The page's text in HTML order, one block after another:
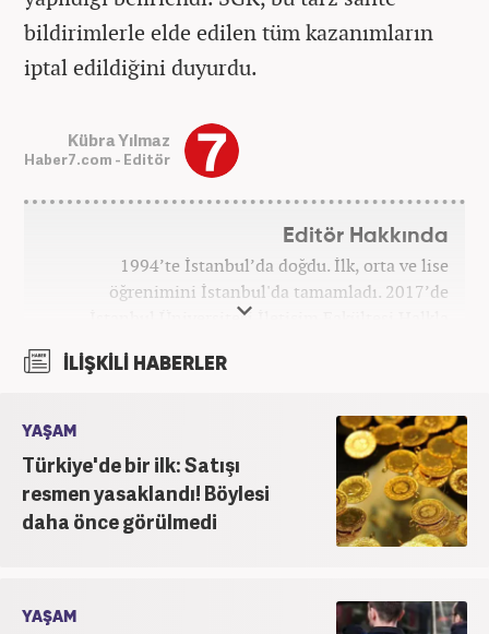
bildirimlerle elde edilen tüm kazanımların
iptal edildiğini duyurdu.
Kübra Yılmaz
Haber7.com - Editör
Editör Hakkında
1994’te İstanbul’da doğdu. İlk, orta ve lise
öğrenimini İstanbul'da tamamladı. 2017’de
İstanbul Üniversitesi İletişim Fakültesi Halkla
2017’den beri Kanal7 Medya Grubu’na bağlı
etmektedir.
İLİŞKİLİ HABERLER
YAŞAM
Türkiye'de bir ilk: Satışı
resmen yasaklandı! Böylesi
daha önce görülmedi
YAŞAM